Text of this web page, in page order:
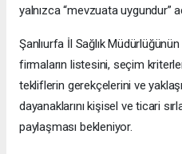
yalnızca “mevzuata uygundur”
Şanlıurfa İl Sağlık
firmaların listesini, seçim
tekliflerin gerekçelerini ve
dayanaklarını kişisel ve ticari
paylaşması bekleniyor.